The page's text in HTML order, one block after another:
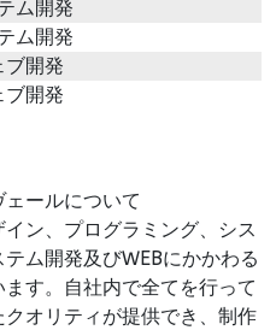
ン、プログラミング、シス
ム開発及びWEBにかかわる
す。自社内で全てを行って
オリティが提供でき、制作